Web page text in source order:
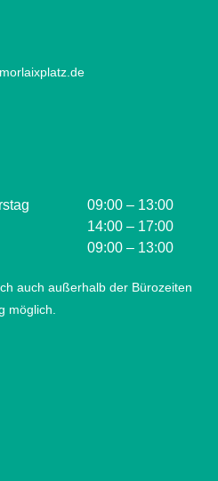
09:00 – 13:00
14:00 – 17:00
09:00 – 13:00
auch außerhalb der Bürozeiten
möglich.